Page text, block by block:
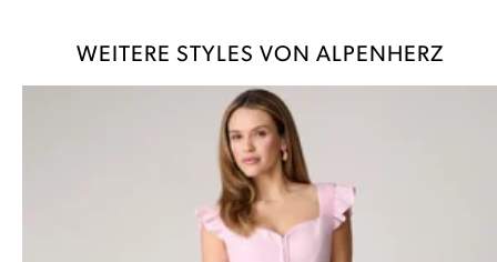
WEITERE STYLES VON ALPENHERZ